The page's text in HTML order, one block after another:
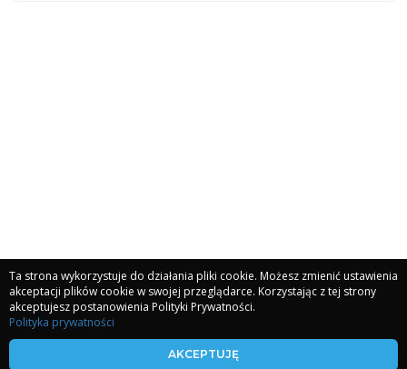
kronikiakaszy.com
Ta strona wykorzystuje do działania pliki cookie. Możesz zmienić ustawienia
akceptacji plików cookie w swojej przeglądarce. Korzystając z tej strony
akceptujesz postanowienia Polityki Prywatności.
Polityka prywatności
AKCEPTUJĘ